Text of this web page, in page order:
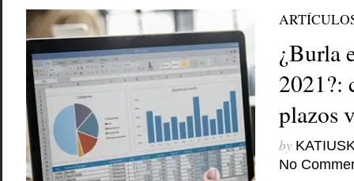
¿Burla
2021?:
plazos
by
No